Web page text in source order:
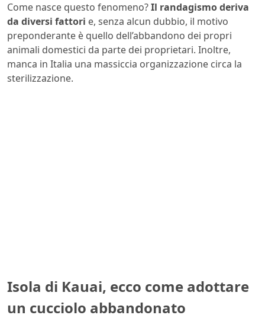
Come nasce questo fenomeno?Il randagismo deriva
da diversi fattori e, senza alcun dubbio, il motivo
preponderante è quello dell’abbandono dei propri
animali domestici da parte dei proprietari. Inoltre,
manca in Italia una massiccia organizzazione circa la
sterilizzazione.
Isola di Kauai, ecco come adottare
un cucciolo abbandonato